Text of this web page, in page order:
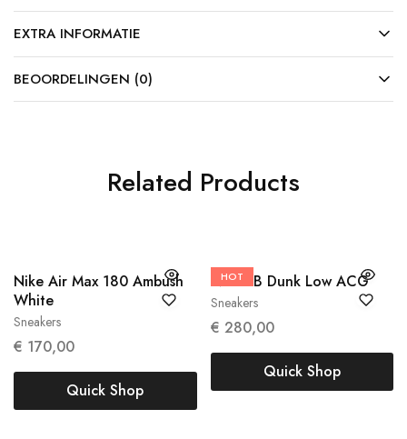
EXTRA INFORMATIE
BEOORDELINGEN (0)
Related Products
Sneakers
Nike Air Max 180 Ambush
White
€ 170,00
Quick Shop
HOT
Sneakers
Nike SB Dunk Low ACG
€ 280,00
36
Quick Shop